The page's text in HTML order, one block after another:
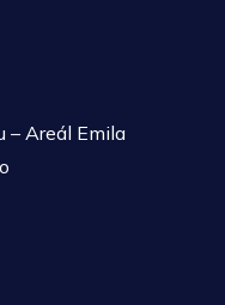
– Areál Emila